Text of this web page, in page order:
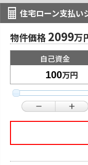
住宅ローン支払い
物件価格2099万
自己資金
万円